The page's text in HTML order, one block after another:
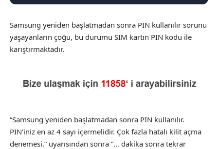
Samsung yeniden başlatmadan sonra PIN kullanılır sorunu
yaşayanların çoğu, bu durumu SIM kartın PIN kodu ile
karıştırmaktadır.
“Samsung yeniden başlatmadan sonra PIN kullanılır.
PIN’iniz en az 4 sayı içermelidir. Çok fazla hatalı kilit açma
denemesi.” uyarısından sonra “… dakika sonra tekrar